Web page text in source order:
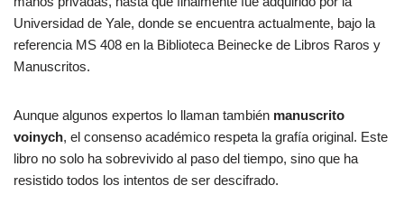
Universidad de Yale, donde se encuentra actualmente, bajo la
referencia MS 408 en la Biblioteca Beinecke de Libros Raros y
Manuscritos.
Aunque algunos expertos lo llaman también manuscrito
voinych, el consenso académico respeta la grafía original. Este
libro no solo ha sobrevivido al paso del tiempo, sino que ha
resistido todos los intentos de ser descifrado.